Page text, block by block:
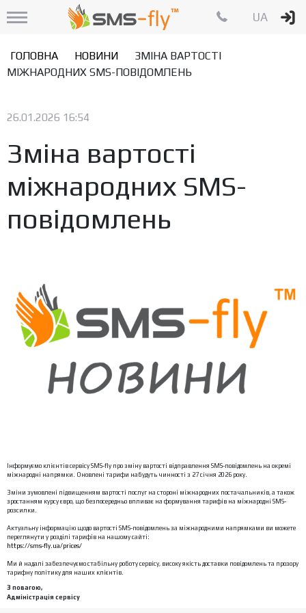
UA
ГОЛОВНА НОВИНИ
ЗМІНА ВАРТОСТІ
МІЖНАРОДНИХ SMS-ПОВІДОМЛЕНЬ
26.01.2026 16:54
Зміна вартості
міжнародних SMS-
повідомлень